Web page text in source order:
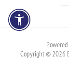
Copyright © 2026